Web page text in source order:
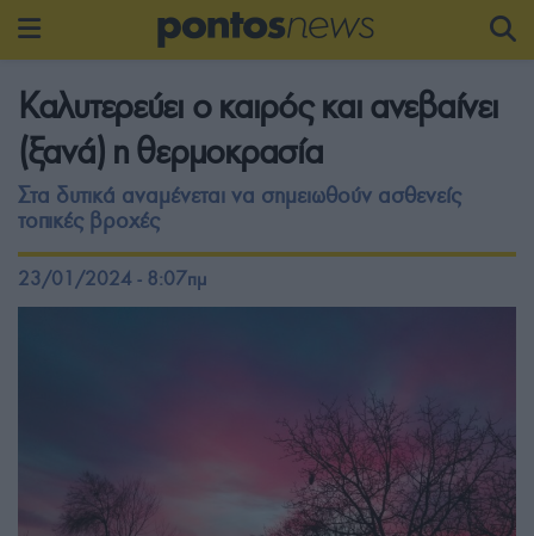
Καλυτερεύει ο καιρός και ανεβαίνει
(ξανά) η θερμοκρασία
Στα δυτικά αναμένεται να σημειωθούν ασθενείς
τοπικές βροχές
23/01/2024 - 8:07πμ